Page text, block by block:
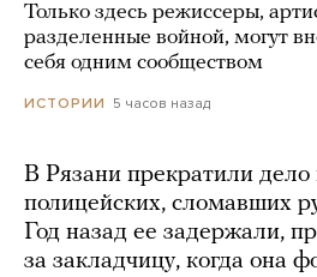
Только здесь режиссеры,
разделенные войной, могут
себя одним сообществом
ИСТОРИИ 5 часов назад
В Рязани прекратили дело
полицейских, сломавших
Год назад ее задержали,
за закладчицу, когда она